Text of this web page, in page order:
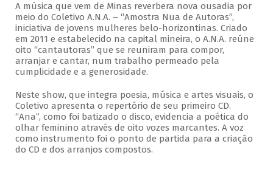
A música que vem de Minas reverbera nova ousadia por
meio do Coletivo A.N.A. – “Amostra Nua de Autoras”,
iniciativa de jovens mulheres belo-horizontinas. Criado
em 2011 e estabelecido na capital mineira, o A.N.A. reúne
oito “cantautoras” que se reuniram para compor,
arranjar e cantar, num trabalho permeado pela
cumplicidade e a generosidade.
Neste show, que integra poesia, música e artes visuais, o
Coletivo apresenta o repertório de seu primeiro CD.
“Ana”, como foi batizado o disco, evidencia a poética do
olhar feminino através de oito vozes marcantes. A voz
como instrumento foi o ponto de partida para a criação
do CD e dos arranjos compostos.